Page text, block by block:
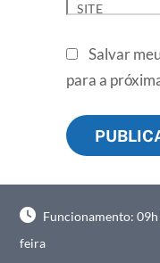
SITE
Salvar
para a
Funcionamento: 09h
feira